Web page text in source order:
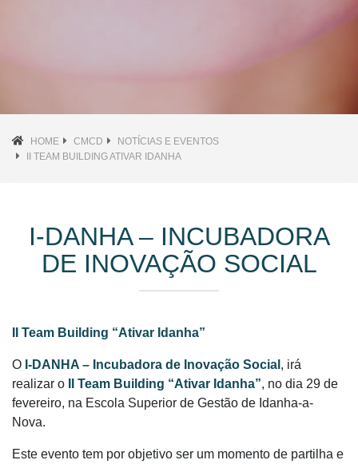
HOME CMCD
NOTÍCIAS E EVENTOS
II TEAM BUILDING ATIVAR IDANHA
I-DANHA – INCUBADORA
DE INOVAÇÃO SOCIAL
II Team Building “Ativar Idanha”
O I-DANHA – Incubadora de Inovação Social , irá
realizar o
II Team Building “Ativar Idanha”, no dia 29 de
fevereiro, na Escola Superior de Gestão de Idanha-a-
Nova.
Este evento tem por objetivo ser um momento de partilha e